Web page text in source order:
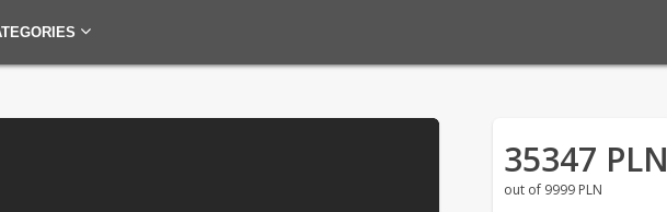
35347 PLN
out of 9999 PLN